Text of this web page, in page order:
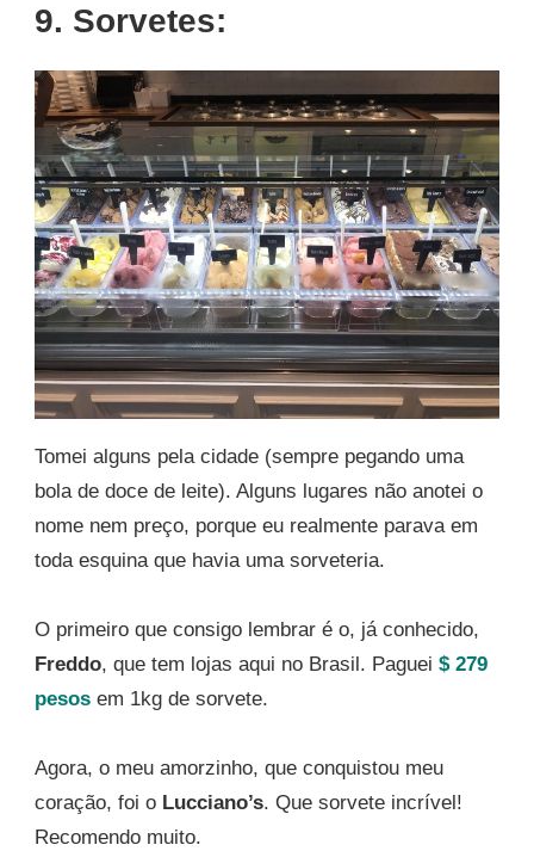
9. Sorvetes:
Tomei alguns pela cidade (sempre pegando uma
bola de doce de leite). Alguns lugares não anotei o
nome nem preço, porque eu realmente parava em
toda esquina que havia uma sorveteria.
O primeiro que consigo lembrar é o, já conhecido,
Freddo, que tem lojas aqui no Brasil. Paguei $ 279
pesos em 1kg de sorvete.
Agora, o meu amorzinho, que conquistou meu
coração, foi o Lucciano’s. Que sorvete incrível!
Recomendo muito.